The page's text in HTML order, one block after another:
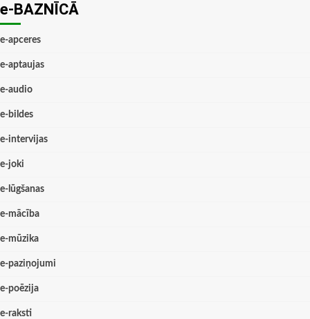
e-BAZNĪCĀ
e-apceres
e-aptaujas
e-audio
e-bildes
e-intervijas
e-joki
e-lūgšanas
e-mācība
e-mūzika
e-paziņojumi
e-poēzija
e-raksti